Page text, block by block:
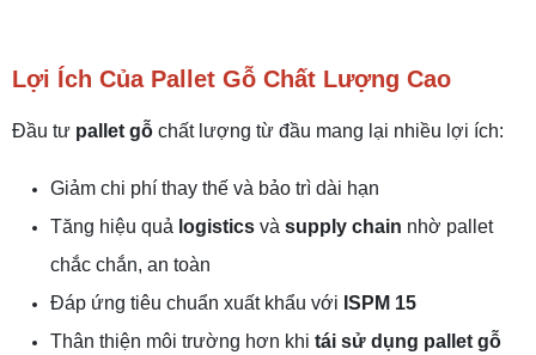
Lợi Ích Của Pallet Gỗ Chất Lượng Cao
Đầu tư pallet gỗ chất lượng từ đầu mang lại nhiều lợi ích:
Giảm chi phí thay thế và bảo trì dài hạn
Tăng hiệu quả logistics và supply chain nhờ pallet
chắc chắn, an toàn
Đáp ứng tiêu chuẩn xuất khẩu với ISPM 15
Thân thiện môi trường hơn khi tái sử dụng pallet gỗ